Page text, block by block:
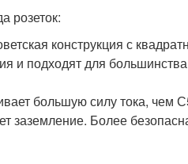
розеток:
конструкция с
и подходят для
большую силу тока, чем
заземление. Более